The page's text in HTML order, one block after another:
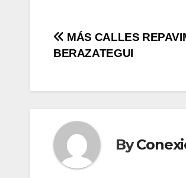
Post
MÁS CALLES
BERAZATEGUI
By